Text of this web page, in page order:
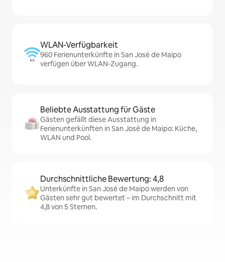
WLAN-Verfügbarkeit
960 Ferienunterkünfte in San José de Maipo
verfügen über WLAN-Zugang.
Beliebte Ausstattung für Gäste
Gästen gefällt diese Ausstattung in
Ferienunterkünften in San José de Maipo: Küche,
WLAN und Pool.
Durchschnittliche Bewertung: 4,8
Unterkünfte in San José de Maipo werden von
Gästen sehr gut bewertet – im Durchschnitt mit
4,8 von 5 Sternen.